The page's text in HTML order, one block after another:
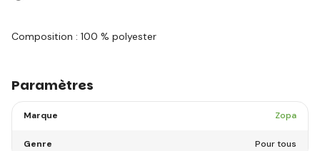
Composition : 100 % polyester
Paramètres
Marque Zopa
Genre Pour tous